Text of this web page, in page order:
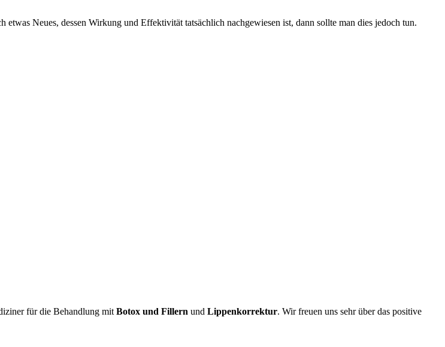
Neues, dessen Wirkung und Effektivität tatsächlich nachgewiesen ist, dann sollte man dies jedoch tun.
für die Behandlung mit Botox und Fillern und Lippenkorrektur. Wir freuen uns sehr über das positive